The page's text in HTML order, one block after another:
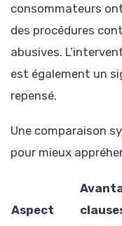
consommateurs
des procédures
abusives.
est également un
repensé.
Une comparaison
pour mieux
Aspect